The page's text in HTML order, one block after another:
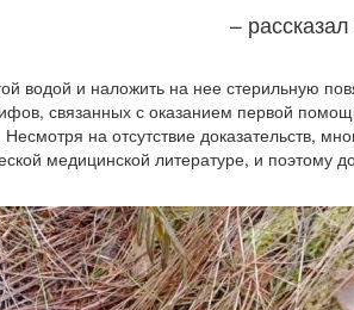
–
водой и наложить на нее стерильную
связанных с оказанием первой
на отсутствие доказательств,
медицинской литературе, и поэтому